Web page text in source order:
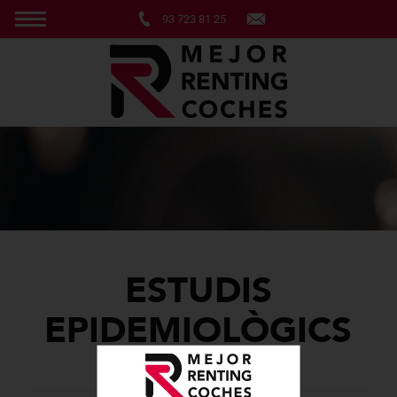
93 723 81 25
ESTUDIS
EPIDEMIOLÒGICS
RENTING DE COTXES PER A EMPRESES